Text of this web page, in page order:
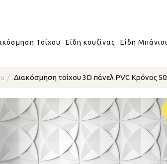
Τοίχου Είδη κουζίνας Είδη
Διακόσμηση τοίχου 3D πάνελ PVC Κρόνος